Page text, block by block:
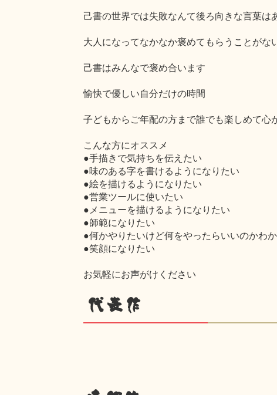
己書の世界では失敗なんて後ろ向きな言葉は
大人になってなかなか褒めてもらうことがな
己書はみんなで褒め合います
愉快で優しい自分だけの時間
子どもからご年配の方まで誰でも楽しめて心
こんな方にオススメ
●手描きで気持ちを伝えたい
●味のある字を書けるようになりたい
●絵を描けるようになりたい
●営業ツールに使いたい
●メニューを描けるようになりたい
●師範になりたい
●何かやりたいけど何をやったらいいのかわ
●笑顔になりたい
お気軽にお声がけください
代表作